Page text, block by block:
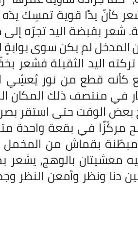
كأنّ يدًا قوية تمسِك
شعر بقبضة اليد تجرّه
المدخل لم يكن سوى بوابةٍ
اليد الثقيلة فشعر
قطع من نور يُعشِي
في منتصف ذلك المكان
بعض الوقت حتى استقر
مركّزًا في بقعة واحدة
بقماش من المخمل
معشيتان بالوهج،
ونظر وأمعن النظر